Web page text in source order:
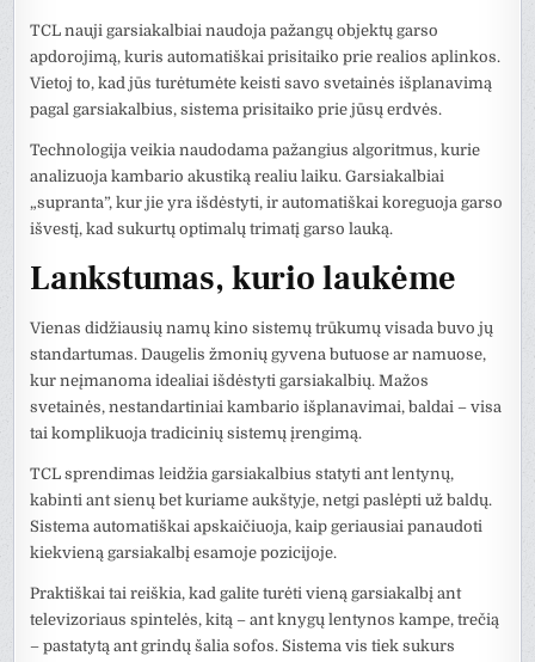
TCL nauji garsiakalbiai naudoja pažangų objektų garso
apdorojimą, kuris automatiškai prisitaiko prie realios aplinkos.
Vietoj to, kad jūs turėtumėte keisti savo svetainės išplanavimą
pagal garsiakalbius, sistema prisitaiko prie jūsų erdvės.
Technologija veikia naudodama pažangius algoritmus, kurie
analizuoja kambario akustiką realiu laiku. Garsiakalbiai
„supranta”, kur jie yra išdėstyti, ir automatiškai koreguoja garso
išvestį, kad sukurtų optimalų trimatį garso lauką.
Lankstumas, kurio laukėme
Vienas didžiausių namų kino sistemų trūkumų visada buvo jų
standartumas. Daugelis žmonių gyvena butuose ar namuose,
kur neįmanoma idealiai išdėstyti garsiakalbių. Mažos
svetainės, nestandartiniai kambario išplanavimai, baldai – visa
tai komplikuoja tradicinių sistemų įrengimą.
TCL sprendimas leidžia garsiakalbius statyti ant lentynų,
kabinti ant sienų bet kuriame aukštyje, netgi paslėpti už baldų.
Sistema automatiškai apskaičiuoja, kaip geriausiai panaudoti
kiekvieną garsiakalbį esamoje pozicijoje.
Praktiškai tai reiškia, kad galite turėti vieną garsiakalbį ant
televizoriaus spintelės, kitą – ant knygų lentynos kampe, trečią
– pastatytą ant grindų šalia sofos. Sistema vis tiek sukurs